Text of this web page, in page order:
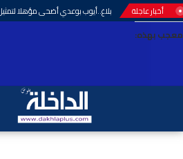
أخبار عاجلة بلاغ..أيوب بوعدي أضحى مؤهلا
معجب بهذه: